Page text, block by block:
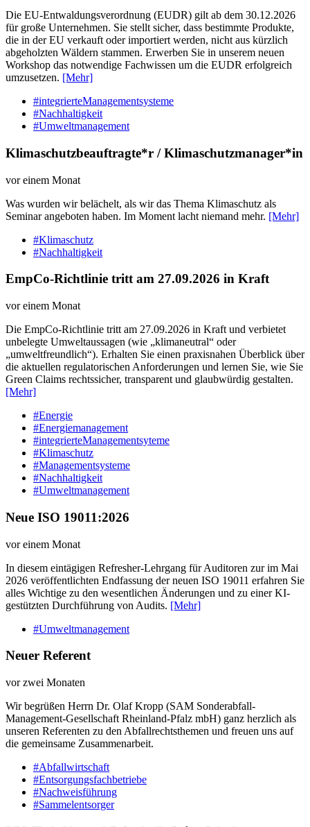
Die EU-Entwaldungsverordnung (EUDR) gilt ab dem 30.12.2026
für große Unternehmen. Sie stellt sicher, dass bestimmte Produkte,
die in der EU verkauft oder importiert werden, nicht aus kürzlich
abgeholzten Wäldern stammen. Erwerben Sie in unserem neuen
Workshop das notwendige Fachwissen um die EUDR erfolgreich
umzusetzen. [Mehr]
#integrierteManagementsysteme
#Nachhaltigkeit
#Umweltmanagement
Klimaschutzbeauftragte*r / Klimaschutzmanager*in
vor einem Monat
Was wurden wir belächelt, als wir das Thema Klimaschutz als
Seminar angeboten haben. Im Moment lacht niemand mehr. [Mehr]
#Klimaschutz
#Nachhaltigkeit
EmpCo-Richtlinie tritt am 27.09.2026 in Kraft
vor einem Monat
Die EmpCo-Richtlinie tritt am 27.09.2026 in Kraft und verbietet
unbelegte Umweltaussagen (wie „klimaneutral“ oder
„umweltfreundlich“). Erhalten Sie einen praxisnahen Überblick über
die aktuellen regulatorischen Anforderungen und lernen Sie, wie Sie
Green Claims rechtssicher, transparent und glaubwürdig gestalten.
[Mehr]
#Energie
#Energiemanagement
#integrierteManagementsyteme
#Klimaschutz
#Managementsysteme
#Nachhaltigkeit
#Umweltmanagement
Neue ISO 19011:2026
vor einem Monat
In diesem eintägigen Refresher-Lehrgang für Auditoren zur im Mai
2026 veröffentlichten Endfassung der neuen ISO 19011 erfahren Sie
alles Wichtige zu den wesentlichen Änderungen und zu einer KI-
gestützten Durchführung von Audits. [Mehr]
#Umweltmanagement
Neuer Referent
vor zwei Monaten
Wir begrüßen Herrn Dr. Olaf Kropp (SAM Sonderabfall-
Management-Gesellschaft Rheinland-Pfalz mbH) ganz herzlich als
unseren Referenten zu den Abfallrechtsthemen und freuen uns auf
die gemeinsame Zusammenarbeit.
#Abfallwirtschaft
#Entsorgungsfachbetriebe
#Nachweisführung
#Sammelentsorger